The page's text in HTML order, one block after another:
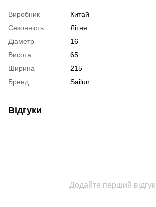
Виробник
Китай
Сезонність
Літня
Діаметр
16
Висота
65
Ширина
215
Бренд
Sailun
Відгуки
Додайте перший відгук